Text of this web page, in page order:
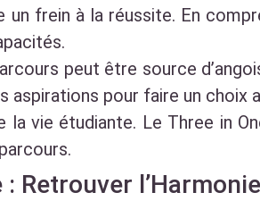
frein à la réussite. En
peut être source
aspirations pour faire un
vie étudiante. Le Three in
Retrouver